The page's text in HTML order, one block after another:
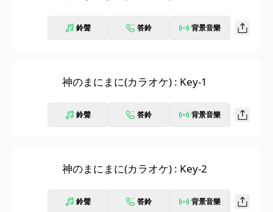
鈴聲 答鈴 背景音樂
神のまにまに(カラオケ) : Key-1
鈴聲 答鈴 背景音樂
神のまにまに(カラオケ) : Key-2
鈴聲 答鈴 背景音樂